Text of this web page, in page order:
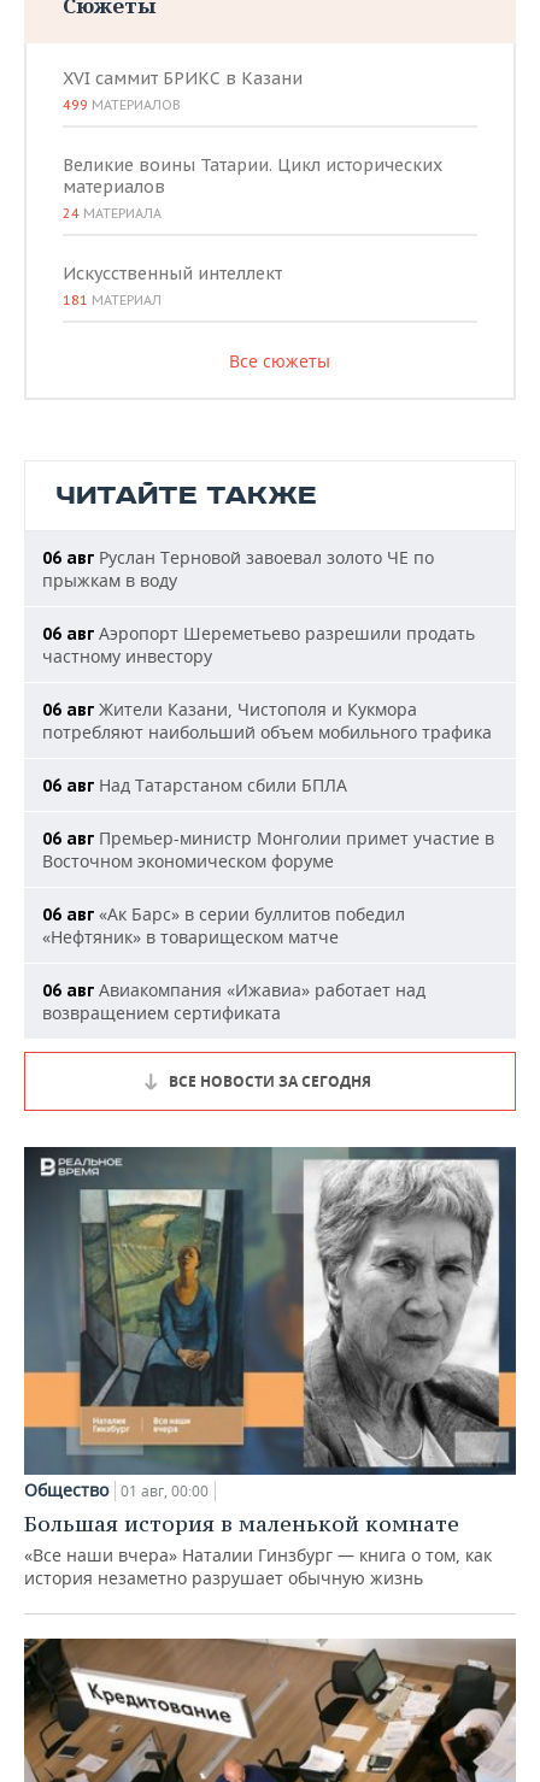
Сюжеты
XVI саммит БРИКС в Казани
499 МАТЕРИАЛОВ
Великие воины Татарии. Цикл исторических
материалов
24 МАТЕРИАЛА
Искусственный интеллект
181 МАТЕРИАЛ
Все сюжеты
ЧИТАЙТЕ ТАКЖЕ
06 авг Руслан Терновой завоевал золото ЧЕ по
прыжкам в воду
06 авг Аэропорт Шереметьево разрешили продать
частному инвестору
06 авг Жители Казани, Чистополя и Кукмора
потребляют наибольший объем мобильного трафика
06 авг Над Татарстаном сбили БПЛА
06 авг Премьер-министр Монголии примет участие в
Восточном экономическом форуме
06 авг «Ак Барс» в серии буллитов победил
«Нефтяник» в товарищеском матче
06 авг Авиакомпания «Ижавиа» работает над
возвращением сертификата
ВСЕ НОВОСТИ ЗА СЕГОДНЯ
Общество 01 авг, 00:00
Большая история в маленькой комнате
«Все наши вчера» Наталии Гинзбург — книга о том, как
история незаметно разрушает обычную жизнь